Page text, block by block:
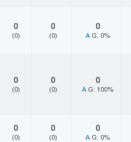
0
(0)
0
(0)
0
A G: 0%
0
(0)
0
(0)
0
A G: 100%
0
(0)
0
(0)
0
A G: 0%